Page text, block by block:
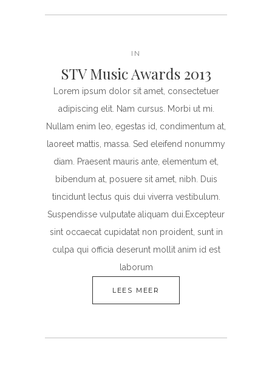
IN
STV Music Awards 2013
Lorem ipsum dolor sit amet, consectetuer
adipiscing elit. Nam cursus. Morbi ut mi.
Nullam enim leo, egestas id, condimentum at,
laoreet mattis, massa. Sed eleifend nonummy
diam. Praesent mauris ante, elementum et,
bibendum at, posuere sit amet, nibh. Duis
tincidunt lectus quis dui viverra vestibulum.
Suspendisse vulputate aliquam dui.Excepteur
sint occaecat cupidatat non proident, sunt in
culpa qui officia deserunt mollit anim id est
laborum
LEES MEER